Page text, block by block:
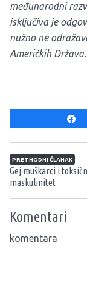
međunarodni
isključiva je
nužno ne
Američkih Država.
Navigacija
PRETHODNI ČLANAK
Gej muškarci i
maskulinitet
Komentari
komentara